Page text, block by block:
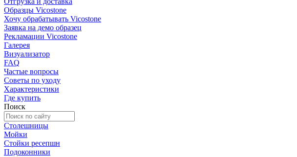
Образцы Vicostone
Хочу обрабатывать Vicostone
Заявка на демо образец
Рекламации Vicostone
Галерея
Визуализатор
FAQ
Частые вопросы
Советы по уходу
Характеристики
Где купить
Поиск
Столешницы
Мойки
Стойки ресепшн
Подоконники